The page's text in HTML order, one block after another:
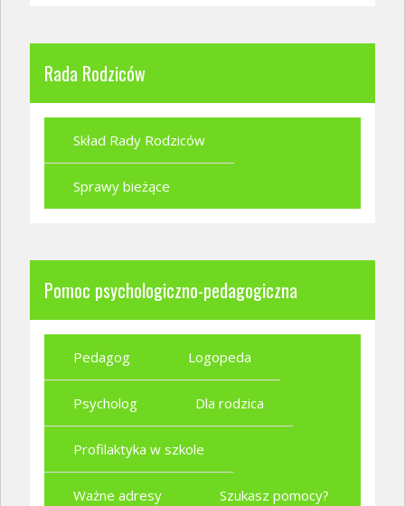
Rada Rodziców
Skład Rady Rodziców
Sprawy bieżące
Pomoc psychologiczno-pedagogiczna
Pedagog Logopeda
Psycholog Dla rodzica
Profilaktyka w szkole
Ważne adresy Szukasz pomocy?